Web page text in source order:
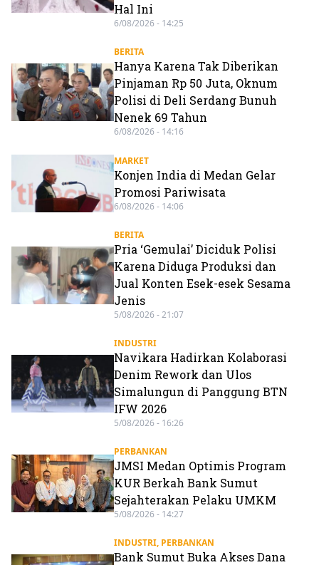
Hal Ini
6/08/2026 - 14:25
BERITA
Hanya Karena Tak Diberikan
Pinjaman Rp 50 Juta, Oknum
Polisi di Deli Serdang Bunuh
Nenek 69 Tahun
6/08/2026 - 14:16
MARKET
Konjen India di Medan Gelar
Promosi Pariwisata
6/08/2026 - 14:06
BERITA
Pria ‘Gemulai’ Diciduk Polisi
Karena Diduga Produksi dan
Jual Konten Esek-esek Sesama
Jenis
5/08/2026 - 21:07
INDUSTRI
Navikara Hadirkan Kolaborasi
Denim Rework dan Ulos
Simalungun di Panggung BTN
IFW 2026
5/08/2026 - 16:26
PERBANKAN
JMSI Medan Optimis Program
KUR Berkah Bank Sumut
Sejahterakan Pelaku UMKM
5/08/2026 - 14:27
INDUSTRI, PERBANKAN
Bank Sumut Buka Akses Dana